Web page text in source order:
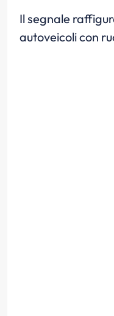
Il segnale
autoveicoli con